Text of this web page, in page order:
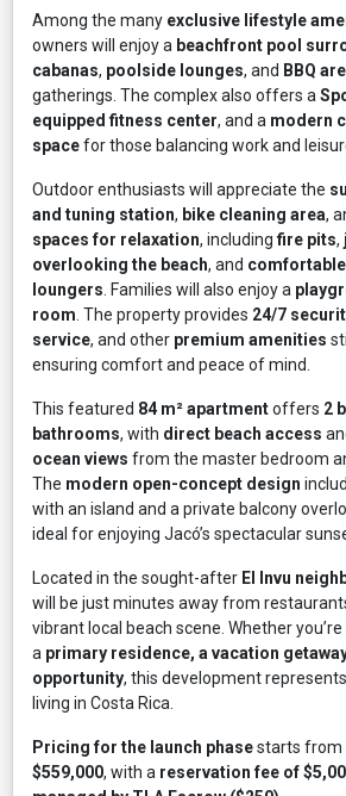
Among the many exclusive lifestyle
owners will enjoy a beachfront pool
cabanas, poolside lounges, and BBQ
gatherings. The complex also offers a
equipped fitness center, and a modern
spacefor those balancing work and
Outdoor enthusiasts will appreciate the
and tuning station, bike cleaning area,
spaces for relaxation, including fire pits,
overlooking the beach, and
loungers . Families will also enjoy a
room . The property provides 24/7
service, and other premium amenities
ensuring comfort and peace of mind.
This featured 84 m² apartmentoffers 2
bathrooms, with direct beach access
ocean views from the master bedroom
The modern open-concept design
with an island and a private balcony
ideal for enjoying Jacó’s spectacular
Located in the sought-after El Invu
will be just minutes away from
vibrant local beach scene. Whether
a primary residence, a vacation
opportunity, this development
living in Costa Rica.
Pricing for the launch phasestarts from
$559,000, with a reservation fee of